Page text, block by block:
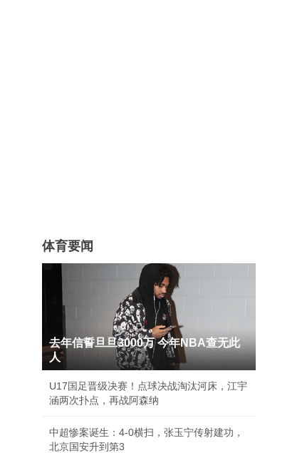
体育要闻
去年信誓旦旦3000万 今年NBA查无此
人
U17国足晋级决赛！点球决战淘汰河床，江宇
涵两次扑点，再战阿森纳
中超惨案诞生：4-0横扫，张玉宁传射建功，
北京国安升到第3